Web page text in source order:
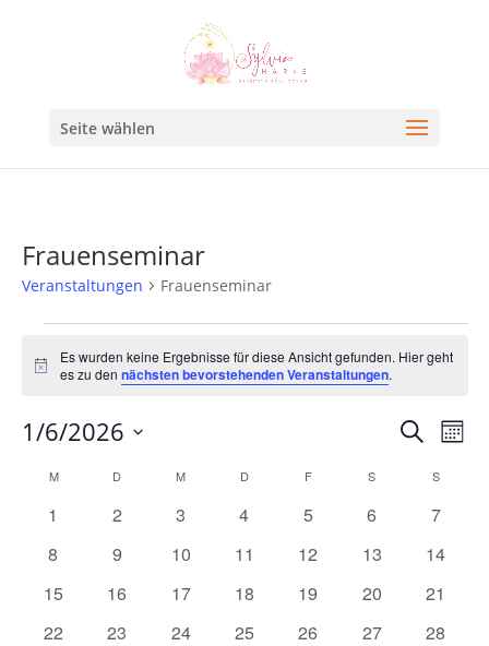
Seite wählen
Frauenseminar
Veranstaltungen Frauenseminar
Hinweis
Es wurden keine Ergebnisse für diese Ansicht gefunden. Hier geht
es zu dennächsten bevorstehenden Veranstaltungen.
Suche
und
Suche
1/6/2026
Kalender
von
Veranstaltungen
M D M D F S S
0
1
0
2
0
3
0
4
0
5
0
6
0
7
0
8
0
9
0
10
0
11
0
12
0
13
0
14
0
15
0
16
0
17
0
18
0
19
0
20
0
21
0
22
0
23
0
24
0
25
0
26
0
27
0
28